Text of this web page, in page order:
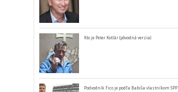
Kto je Peter Kotlár (pôvodná verzia)
Podvodník Fico je podľa Babiša vlastníkom SPP